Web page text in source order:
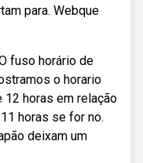
para. Webque
fuso horário de
o horario
12 horas em relação
horas se for no.
deixam um